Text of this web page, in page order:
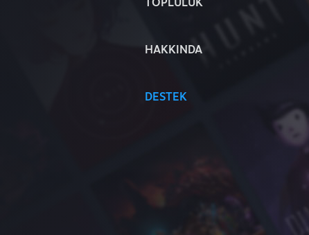
HAKKINDA
DESTEK